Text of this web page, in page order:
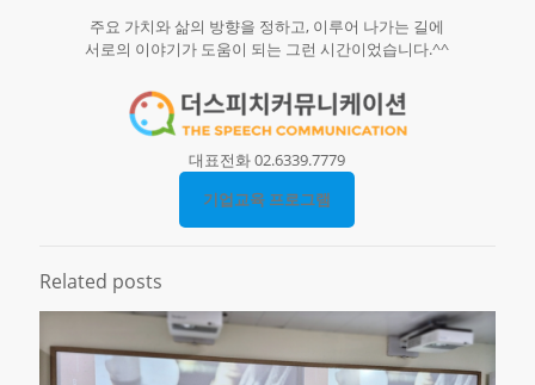
주요 가치와 삶의 방향을 정하고, 이루어 나가는 길에
서로의 이야기가 도움이 되는 그런 시간이었습니다.^^
대표전화 02.6339.7779
기업교육 프로그램
Related posts